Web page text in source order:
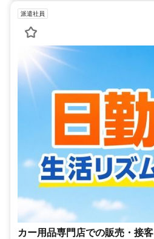
派遣社員
カー用品専門店での販売・接客